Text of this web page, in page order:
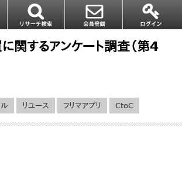
関するアンケート調査（第4
ル リユース フリマアプリ CtoC